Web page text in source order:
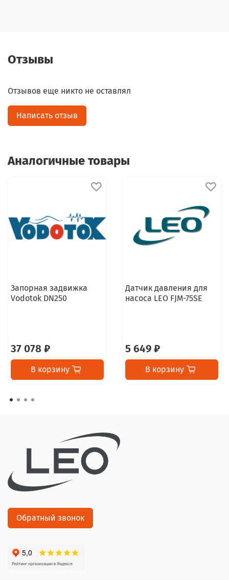
Отзывы
Отзывов еще никто не оставлял
Написать отзыв
Аналогичные товары
Запорная задвижка
Vodotok DN250
37 078 ₽
В корзину
Датчик давления для
насоса LEO FJM-75SE
5 649 ₽
В корзину
Обратный звонок